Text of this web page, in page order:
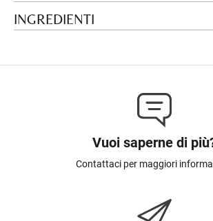
INGREDIENTI
Vuoi saperne di
Contattaci per maggiori